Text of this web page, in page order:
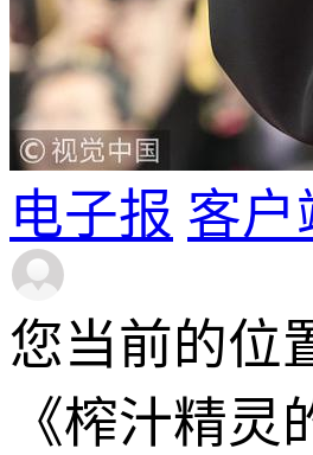
电子报 客户
您当前的位
《榨汁精